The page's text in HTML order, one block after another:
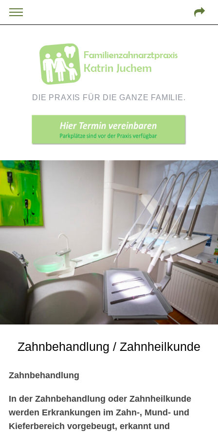
DIE PRAXIS FÜR DIE GANZE FAMILIE.
Zahnbehandlung / Zahnheilkunde
Zahnbehandlung
In der Zahnbehandlung oder Zahnheilkunde
werden Erkrankungen im Zahn-, Mund- und
Kieferbereich vorgebeugt, erkannt und